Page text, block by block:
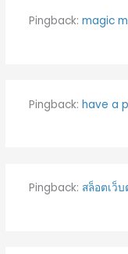
Pingback: magic
Pingback: have a
Pingback: สล็อตเว็บ